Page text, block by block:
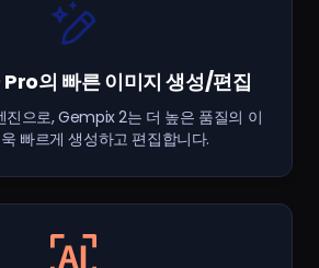
의 빠른 이미지 생성/편집
으로, Gempix 2는 더 높은 품질의 이
빠르게 생성하고 편집합니다.